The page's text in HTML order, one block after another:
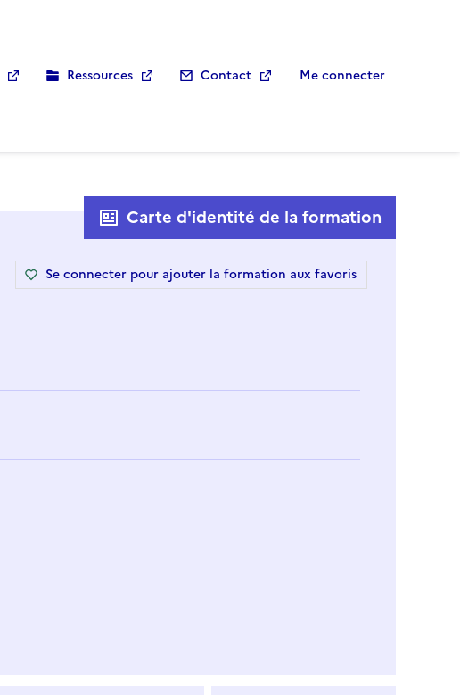
Ressources Contact Me connecter
Carte d'identité de la formation
Se connecter pour ajouter la formation aux favoris